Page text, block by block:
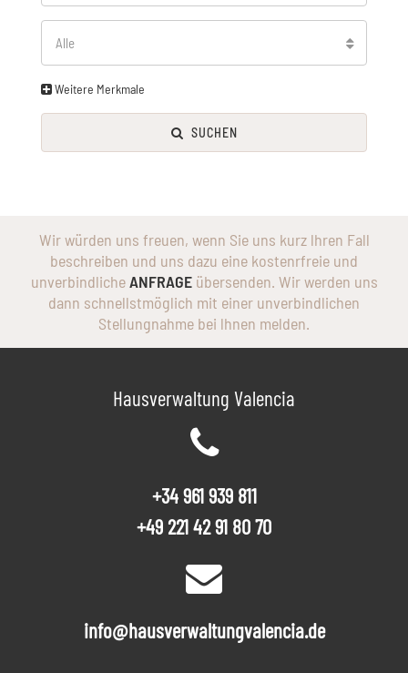
Alle
Weitere Merkmale
SUCHEN
Wir würden uns freuen, wenn Sie uns kurz lhren Fall
beschreiben und uns dazu eine kostenrfreie und
unverbindlicheANFRAGEübersenden. Wir werden uns
dann schnellstmöglich mit einer unverbindlichen
Stellungnahme bei lhnen melden.
Hausverwaltung Valencia
+34 961 939 811
+49 221 42 91 80 70
info@hausverwaltungvalencia.de